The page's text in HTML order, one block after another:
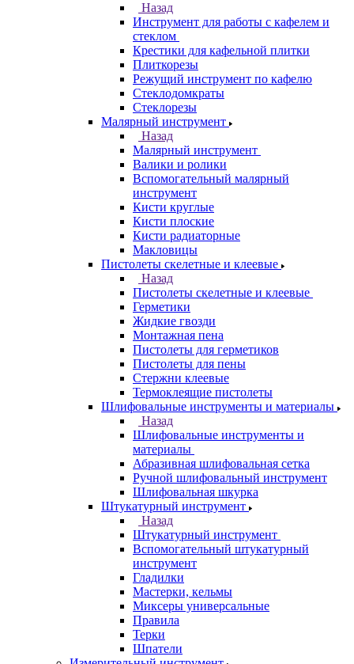
Назад
Инструмент для работы с кафелем и
стеклом
Крестики для кафельной плитки
Плиткорезы
Режущий инструмент по кафелю
Стеклодомкраты
Стеклорезы
Малярный инструмент
Назад
Малярный инструмент
Валики и ролики
Вспомогательный малярный
инструмент
Кисти круглые
Кисти плоские
Кисти радиаторные
Макловицы
Пистолеты скелетные и клеевые
Назад
Пистолеты скелетные и клеевые
Герметики
Жидкие гвозди
Монтажная пена
Пистолеты для герметиков
Пистолеты для пены
Стержни клеевые
Термоклеящие пистолеты
Шлифовальные инструменты и материалы
Назад
Шлифовальные инструменты и
материалы
Абразивная шлифовальная сетка
Ручной шлифовальный инструмент
Шлифовальная шкурка
Штукатурный инструмент
Назад
Штукатурный инструмент
Вспомогательный штукатурный
инструмент
Гладилки
Мастерки, кельмы
Миксеры универсальные
Правила
Терки
Шпатели